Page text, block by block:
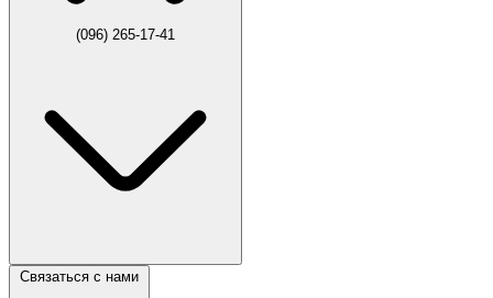
(096) 265-17-41
Связаться с нами